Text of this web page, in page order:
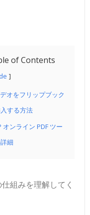
of Contents
オをフリップブック
する方法
オンライン PDF ツー
細
組みを理解してく